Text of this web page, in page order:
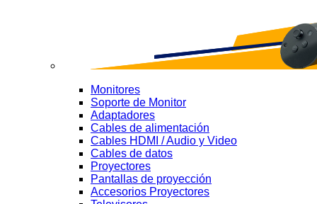
Monitores
Soporte de Monitor
Adaptadores
Cables de alimentación
Cables HDMI / Audio y Video
Cables de datos
Proyectores
Pantallas de proyección
Accesorios Proyectores